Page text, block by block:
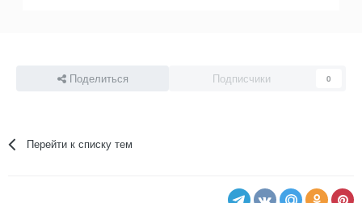
Поделиться Подписчики 0
Перейти к списку тем